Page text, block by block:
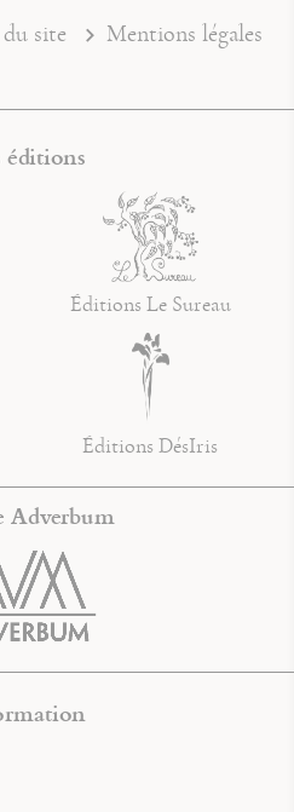
site
Mentions légales
éditions
Éditions Le Sureau
Éditions DésIris
Adverbum